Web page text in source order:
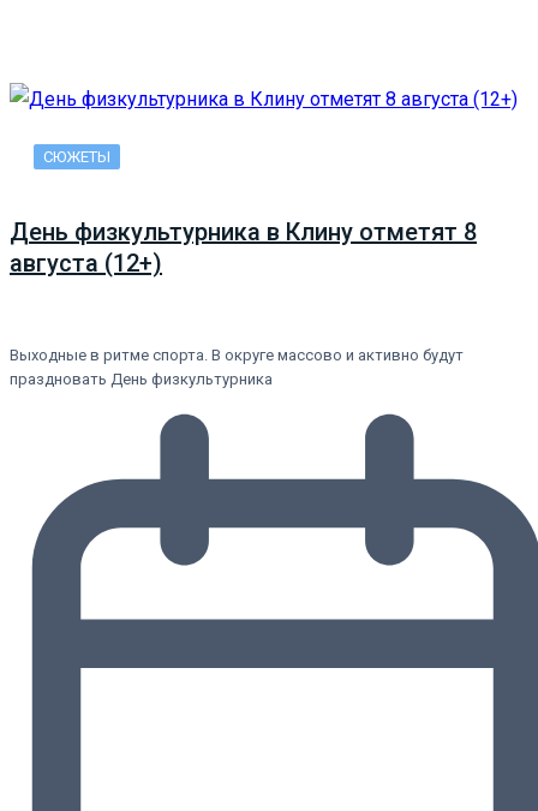
СЮЖЕТЫ
День физкультурника в Клину отметят 8
августа (12+)
Выходные в ритме спорта. В округе массово и активно будут
праздновать День физкультурника